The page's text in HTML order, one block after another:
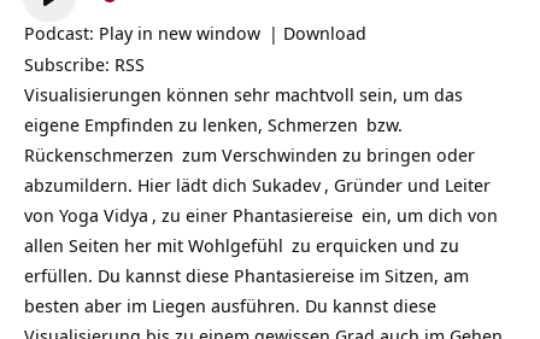
Player
Podcast: Play in new window | Download
Subscribe: RSS
Visualisierungen können sehr machtvoll sein, um das
eigene Empfinden zu lenken, Schmerzen bzw.
Rückenschmerzen zum Verschwinden zu bringen oder
abzumildern. Hier lädt dich Sukadev , Gründer und Leiter
von Yoga Vidya , zu einer Phantasiereise ein, um dich von
allen Seiten her mit Wohlgefühl zu erquicken und zu
erfüllen. Du kannst diese Phantasiereise im Sitzen, am
besten aber im Liegen ausführen. Du kannst diese